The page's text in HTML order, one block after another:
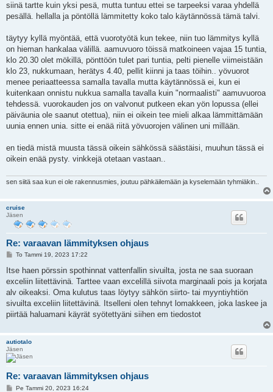
siinä tartte kuin yksi pesä, mutta tuntuu ettei se tarpeeksi varaa yhdellä
pesällä. hellalla ja pöntöllä lämmitetty koko talo käytännössä tämä talvi.
täytyy kyllä myöntää, että vuorotyötä kun tekee, niin tuo lämmitys kyllä
on hieman hankalaa välillä. aamuvuoro töissä matkoineen vajaa 15 tuntia,
klo 20.30 olet mökillä, pönttöön tulet pari tuntia, pelti pienelle viimeistään
klo 23, nukkumaan, herätys 4.40, pellit kiinni ja taas töihin.. yövuorot
menee periaatteessa samalla tavalla mutta käytännössä ei, kun ei
kuitenkaan onnistu nukkua samalla tavalla kuin "normaalisti" aamuvuoroa
tehdessä. vuorokauden jos on valvonut putkeen ekan yön lopussa (ellei
päiväunia ole saanut otettua), niin ei oikein tee mieli alkaa lämmittämään
uunia ennen unia. sitte ei enää riitä yövuorojen välinen uni millään.
en tiedä mistä muusta tässä oikein sähkössä säästäisi, muuhun tässä ei
oikein enää pysty. vinkkejä otetaan vastaan..
sen siitä saa kun ei ole rakennusmies, joutuu pähkäilemään ja kyselemään tyhmiäkin..
cruise
Jäsen
Re: varaavan lämmityksen ohjaus
V
e
t
i
To Tammi 19, 2023 17:22
Itse haen pörssin spothinnat vattenfallin sivuilta, josta ne saa suoraan
exceliin liitettävinä. Tarttee vaan excelillä siivota marginaali pois ja korjata
alv oikeaksi. Oma kulutus taas löytyy sähkön siirto- tai myyntiyhtiön
sivuilta exceliin liitettävinä. Itselleni olen tehnyt lomakkeen, joka laskee ja
piirtää haluamani käyrät syötettyäni siihen em tiedostot
autiotalo
Jäsen
Re: varaavan lämmityksen ohjaus
VPe Tammi 20, 2023 16:24